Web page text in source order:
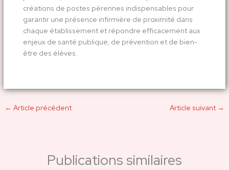
créations de postes pérennes indispensables pour
garantir une présence infirmière de proximité dans
chaque établissement et répondre efficacement aux
enjeux de santé publique, de prévention et de bien-
être des élèves.
← Article précédent Article suivant →
Publications similaires